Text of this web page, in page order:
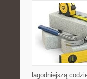
łagodniejszą